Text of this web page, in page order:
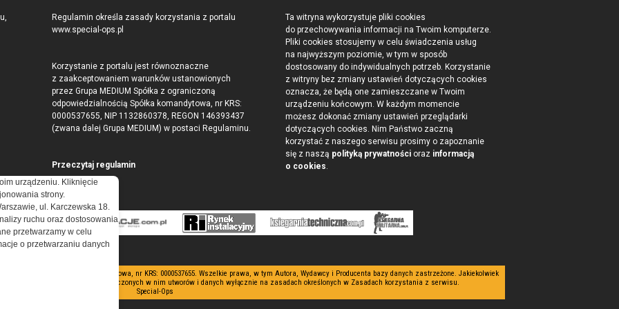
Regulamin określa zasady korzystania z portalu
www.special-ops.pl
Korzystanie z portalu jest równoznaczne
z zaakceptowaniem warunków ustanowionych
przez Grupa MEDIUM Spółka z ograniczoną
odpowiedzialnością Spółka komandytowa, nr KRS:
0000537655, NIP 1132860378, REGON 146393437
(zwana dalej Grupa MEDIUM) w postaci Regulaminu.
Przeczytaj regulamin
Ta witryna wykorzystuje pliki cookies
do przechowywania informacji na Twoim komputerze.
Pliki cookies stosujemy w celu świadczenia usług
na najwyższym poziomie, w tym w sposób
dostosowany do indywidualnych potrzeb. Korzystanie
z witryny bez zmiany ustawień dotyczących cookies
oznacza, że będą one zamieszczane w Twoim
urządzeniu końcowym. W każdym momencie
możesz dokonać zmiany ustawień przeglądarki
dotyczących cookies. Nim Państwo zaczną
korzystać z naszego serwisu prosimy o zapoznanie
się z naszą polityką prywatności oraz informacją
o cookies.
Spółka komandytowa, nr KRS: 0000537655. Wszelkie prawa, w tym Autora, Wydawcy i Producenta bazy danych zastrzeżone. Jakiekolwiek
Korzystanie z serwisu i zamieszczonych w nim utworów i danych wyłącznie na zasadach określonych w Zasadach korzystania z serwisu.
Special-Ops
urządzeniu. Kliknięcie
strony.
ul. Karczewska 18.
ruchu oraz dostosowania
przetwarzamy w celu
o przetwarzaniu danych